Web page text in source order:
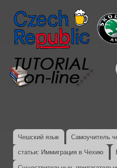
Главное меню
Чешский язык Самоучитель
статьи: Иммиграция в Чехию